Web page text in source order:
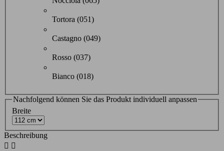
Tortora (051)
Castagno (049)
Rosso (037)
Bianco (018)
Nachfolgend können Sie das Produkt individuell anpassen
Breite
Beschreibung
 